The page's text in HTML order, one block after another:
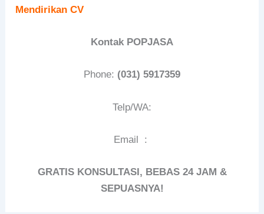
Mendirikan CV
Kontak POPJASA
Phone: (031) 5917359
Telp/WA:
Email :
GRATIS KONSULTASI, BEBAS 24 JAM &
SEPUASNYA!